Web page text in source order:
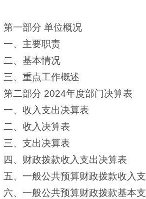
第一部分 单位概况
一、主要职责
二、基本情况
三、重点工作概述
第二部分 2024年度部门决算表
一、收入支出决算表
二、收入决算表
三、支出决算表
四、财政拨款收入支出决算表
五、一般公共预算财政拨款收入
六、一般公共预算财政拨款基本